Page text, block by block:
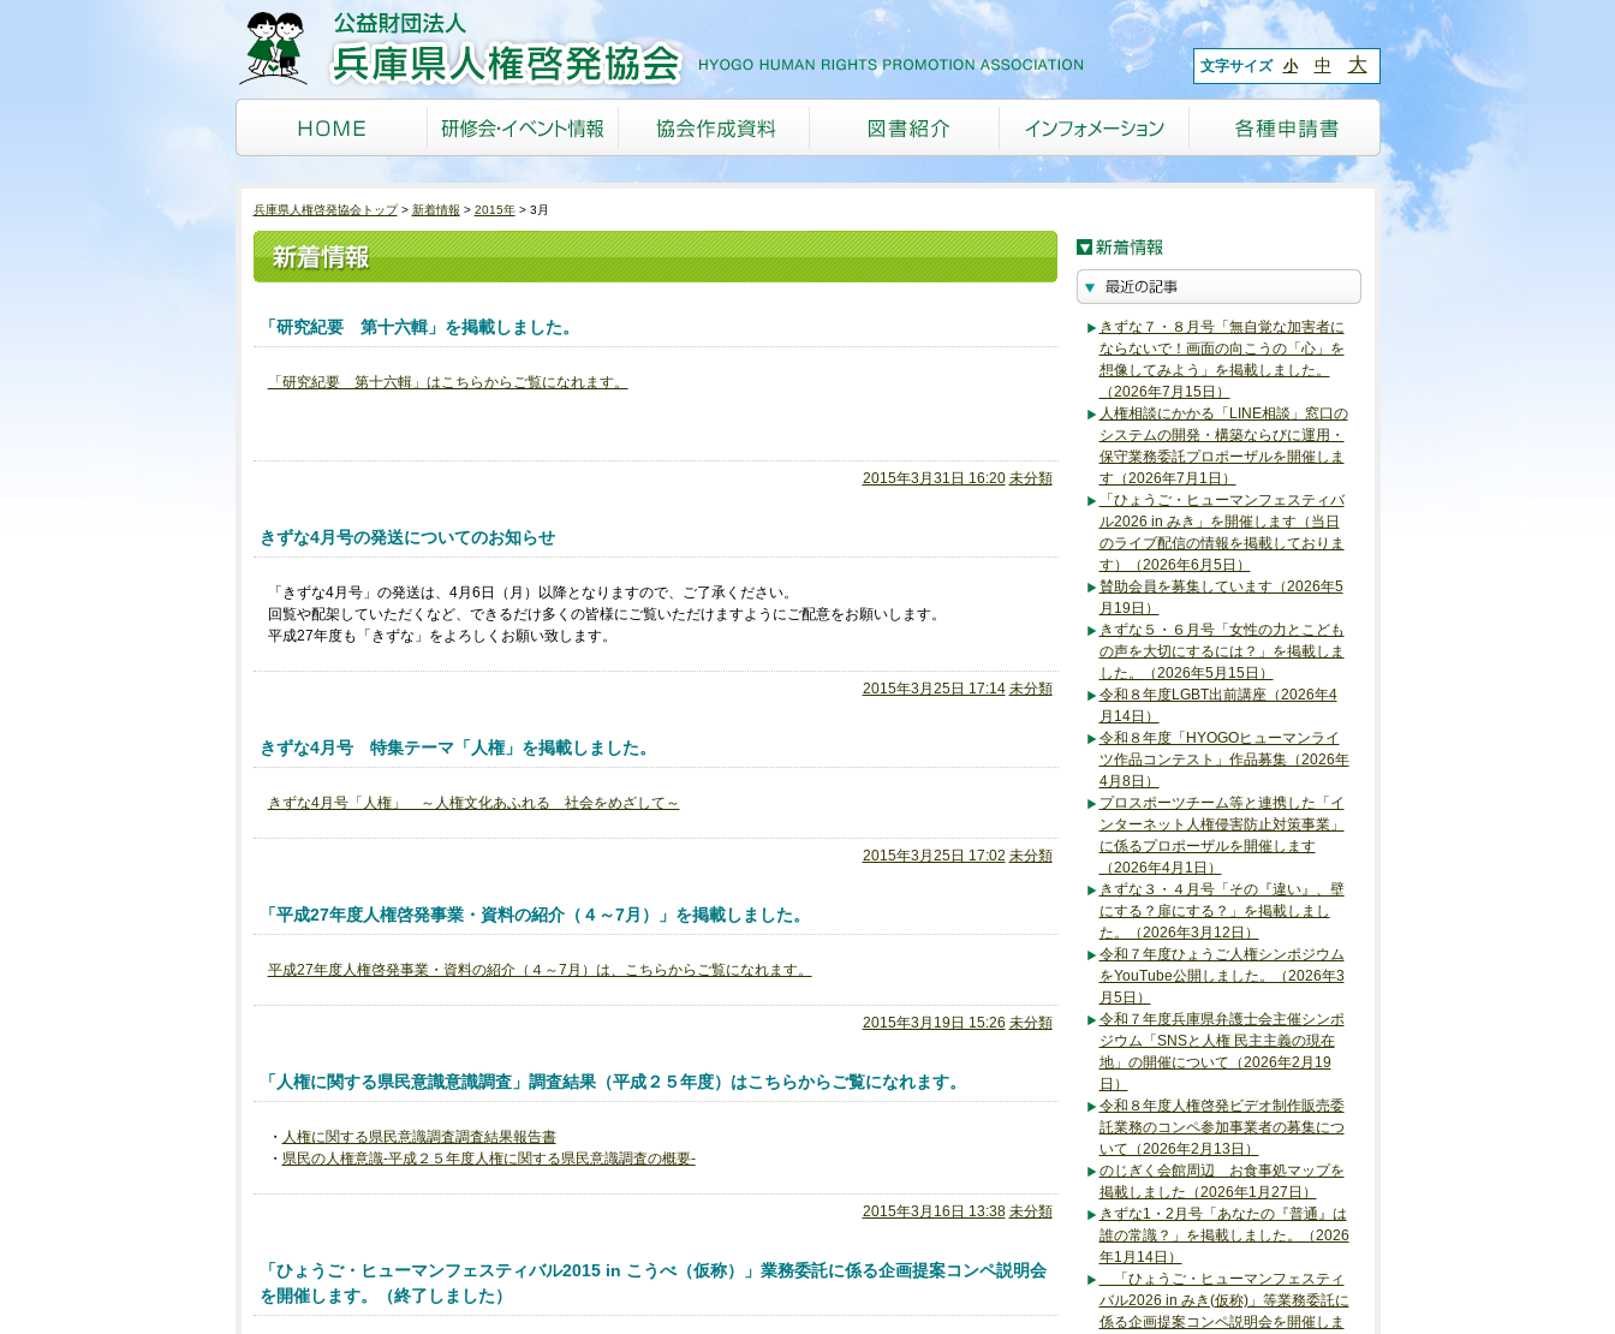
文字サイズ 小 中 大
兵庫県人権啓発協会トップ 新着情報 2015年 3月
「研究紀要 第十六輯」を掲載しました。
「研究紀要 第十六輯」はこちらからご覧になれます。
2015年3月31日 16:20 未分類
きずな4月号の発送についてのお知らせ
「きずな4月号」の発送は、4月6日（月）以降となりますので、ご了承ください。
回覧や配架していただくなど、できるだけ多くの皆様にご覧いただけますようにご配意をお願いします。
平成27年度も「きずな」をよろしくお願い致します。
2015年3月25日 17:14 未分類
きずな4月号 特集テーマ「人権」を掲載しました。
きずな4月号「人権」 ～人権文化あふれる 社会をめざして～
2015年3月25日 17:02 未分類
「平成27年度人権啓発事業・資料の紹介（４～7月）」を掲載しました。
平成27年度人権啓発事業・資料の紹介（４～7月）は、こちらからご覧になれます。
2015年3月19日 15:26 未分類
「人権に関する県民意識意識調査」調査結果（平成２５年度）はこちらからご覧になれます。
・ 人権に関する県民意識調査調査結果報告書
・ 県民の人権意識‐平成２５年度人権に関する県民意識調査の概要‐
2015年3月16日 13:38 未分類
「ひょうご・ヒューマンフェスティバル2015 in こうべ（仮称）」業務委託に係る企画提案コンペ説明会
を開催します。（終了しました）
きずな７・８月号「無自覚な加害者に
ならないで！画面の向こうの「心」を
想像してみよう」を掲載しました。
（2026年7月15日）
人権相談にかかる「LINE相談」窓口の
システムの開発・構築ならびに運用・
保守業務委託プロポーザルを開催しま
す（2026年7月1日）
「ひょうご・ヒューマンフェスティバ
ル2026 in みき」を開催します（当日
のライブ配信の情報を掲載しておりま
す）（2026年6月5日）
賛助会員を募集しています（2026年5
月19日）
きずな５・６月号「女性の力とこども
の声を大切にするには？」を掲載しま
した。（2026年5月15日）
令和８年度LGBT出前講座（2026年4
月14日）
令和８年度「HYOGOヒューマンライ
ツ作品コンテスト」作品募集（2026年
4月8日）
プロスポーツチーム等と連携した「イ
ンターネット人権侵害防止対策事業」
に係るプロポーザルを開催します
（2026年4月1日）
きずな３・４月号「その『違い』、壁
にする？扉にする？」を掲載しまし
た。（2026年3月12日）
令和７年度ひょうご人権シンポジウム
をYouTube公開しました。（2026年3
月5日）
令和７年度兵庫県弁護士会主催シンポ
ジウム「SNSと人権 民主主義の現在
地」の開催について（2026年2月19
日）
令和８年度人権啓発ビデオ制作販売委
託業務のコンペ参加事業者の募集につ
いて（2026年2月13日）
のじぎく会館周辺 お食事処マップを
掲載しました（2026年1月27日）
きずな1・2月号「あなたの『普通』は
誰の常識？」を掲載しました。（2026
年1月14日）
「ひょうご・ヒューマンフェスティ
バル2026 in みき(仮称)」等業務委託に
係る企画提案コンペ説明会を開催しま